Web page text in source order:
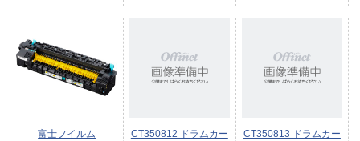
富士フイルム
CT350812 ドラムカー
CT350813 ドラムカー